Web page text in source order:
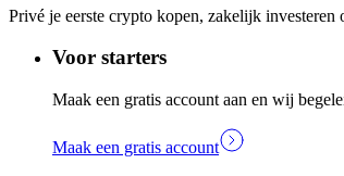
Privé je eerste crypto kopen, zakelijk
Voor starters
Maak een gratis account aan en wij
Maak een gratis account